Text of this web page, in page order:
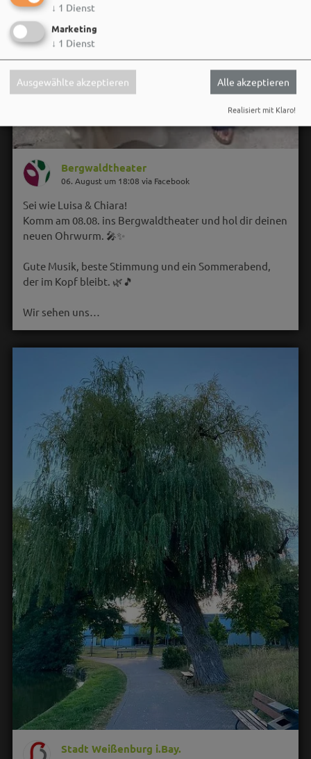
Bergwaldtheater
06. August um 18:08 via Facebook
Sei wie Luisa & Chiara!
Komm am 08.08. ins Bergwaldtheater und hol dir deinen
neuen Ohrwurm. 🎤✨
Gute Musik, beste Stimmung und ein Sommerabend,
der im Kopf bleibt. 🌿🎵
Wir sehen uns…
Stadt Weißenburg i.Bay.
↓ 1 Dienst
Marketing
↓ 1 Dienst
Ausgewählte akzeptieren Alle akzeptieren
Realisiert mit Klaro!